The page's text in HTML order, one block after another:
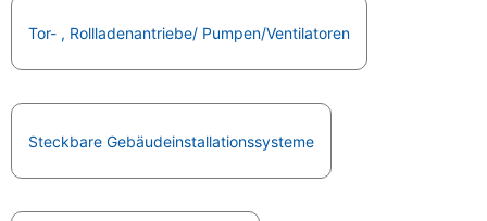
Tor- , Rollladenantriebe/ Pumpen/Ventilatoren
Steckbare Gebäudeinstallationssysteme